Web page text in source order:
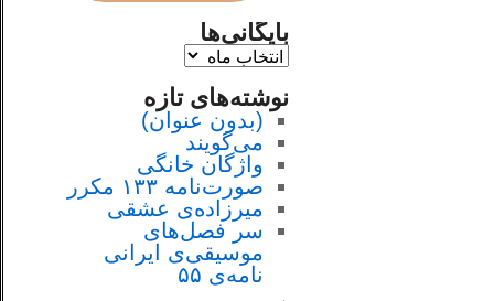
بایگانی‌ها
نوشته‌های تازه
(بدون عنوان)
می‌گویند
واژگان خانگی
صورت‌نامه ۱۳۳ مکرر
میرزاده‌ی عشقی
سر فصل‌هاى
موسيقى‌ی ايرانى
نامه‌ی ۵۵